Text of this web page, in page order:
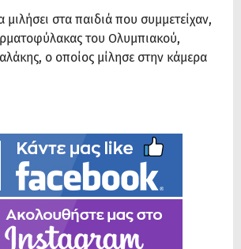
μιλήσει στα παιδιά που συμμετείχαν,
του Ολυμπιακού,
ο οποίος μίλησε στην κάμερα